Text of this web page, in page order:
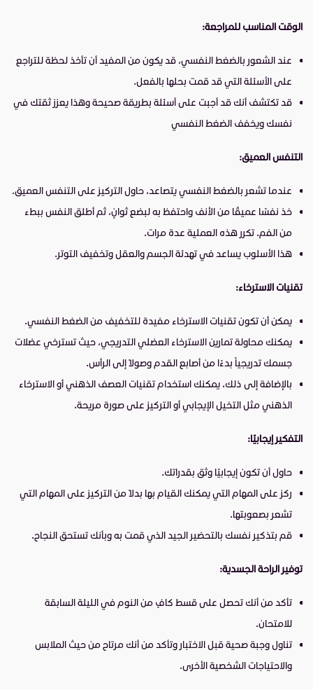
الوقت المناسب للمراجعة:
عند الشعور بالضغط النفسي، قد يكون من المفيد أن تأخذ لحظة للتراجع
على الأسئلة التي قد قمت بحلها بالفعل.
قد تكتشف أنك قد أجبت على أسئلة بطريقة صحيحة وهذا يعزز ثقتك في
نفسك ويخفف الضغط النفسي
التنفس العميق:
عندما تشعر بالضغط النفسي يتصاعد، حاول التركيز على التنفس العميق.
خذ نفسًا عميقًا من الأنف واحتفظ به لبضع ثوانٍ، ثم أطلق النفس ببطء
من الفم. تكرر هذه العملية عدة مرات.
هذا الأسلوب يساعد في تهدئة الجسم والعقل وتخفيف التوتر.
تقنيات الاسترخاء:
يمكن أن تكون تقنيات الاسترخاء مفيدة للتخفيف من الضغط النفسي.
يمكنك محاولة تمارين الاسترخاء العضلي التدريجي، حيث تسترخي عضلات
جسمك تدريجياً بدءًا من أصابع القدم وصولاً إلى الرأس.
بالإضافة إلى ذلك، يمكنك استخدام تقنيات العصف الذهني أو الاسترخاء
الذهني مثل التخيل الإيجابي أو التركيز على صورة مريحة.
التفكير إيجابيًا:
حاول أن تكون إيجابيًا وثق بقدراتك.
ركز على المهام التي يمكنك القيام بها بدلاً من التركيز على المهام التي
تشعر بصعوبتها.
قم بتذكير نفسك بالتحضير الجيد الذي قمت به وبأنك تستحق النجاح.
توفير الراحة الجسدية:
تأكد من أنك تحصل على قسط كافٍ من النوم في الليلة السابقة
للامتحان.
تناول وجبة صحية قبل الاختبار وتأكد من أنك مرتاح من حيث الملابس
والاحتياجات الشخصية الأخرى.